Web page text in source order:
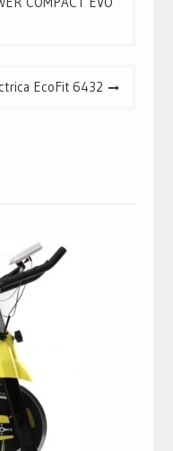
EcoFit 6432